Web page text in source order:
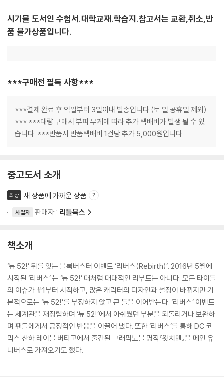
시기물 도서인 수험서.대학교재.학습지.참고서는 교환,취소,반
품 불가상품입니다.
***구매전 필독 사항***
***결제 완료 후 익일부터 3일이내 발송입니다.(토.일.공휴일 제외)
*** ***대량 구매시 부피.무게에 따라 추가 택배비가 발생 될 수 있
습니다. ***반품시 반품택배비 1건당 추가 5,000원입니다.
중고도서 소개
최상 새 상품에 가까운 상품
사업자 판매자 : 리틀북스
책소개
‘뉴 52!’ 뒤를 잇는 블록버스터 이벤트 ‘리버스(Rebirth)’. 2016년 5월에
시작된 ‘리버스’ 는 ‘뉴 52!’ 때처럼 대대적인 리부트는 아니다. 모든 타이틀
의 이슈가 #1부터 시작하고, 많은 캐릭터의 디자인과 설정이 바뀌지만 기
본적으로는 ‘뉴 52!’를 부정하지 않고 큰 틀을 이어받는다. ‘리버스’ 이벤트
는 세계관을 재정립하며 ‘뉴 52!’에서 아쉬웠던 부분을 되돌리거나 보완하
며 팬들에게서 긍정적인 반응을 이끌어 냈다. 또한 ‘리버스’를 통해 DC 코
믹스 산하 레이블 버티고에서 출간된 그래픽노블 명작『왓치맨』을 메인 유
니버스로 가져오기도 했다.